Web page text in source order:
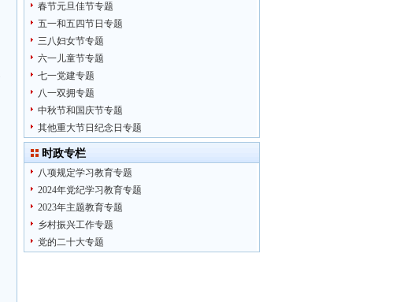
春节元旦佳节专题
五一和五四节日专题
三八妇女节专题
六一儿童节专题
七一党建专题
八一双拥专题
中秋节和国庆节专题
其他重大节日纪念日专题
时政专栏
八项规定学习教育专题
2024年党纪学习教育专题
2023年主题教育专题
乡村振兴工作专题
党的二十大专题